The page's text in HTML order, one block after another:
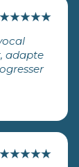
★★★★★
adapte
★★★★★